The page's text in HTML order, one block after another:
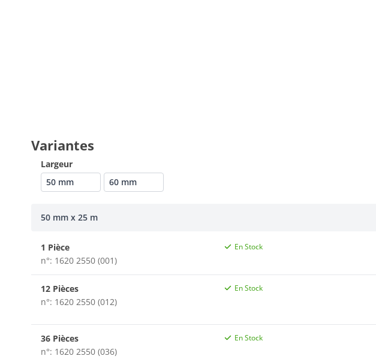
Variantes
Largeur
50 mm
60 mm
50 mm x 25 m
1 Pièce
n°: 1620 2550 (001)
En Stock
12 Pièces
n°: 1620 2550 (012)
En Stock
36 Pièces
n°: 1620 2550 (036)
En Stock